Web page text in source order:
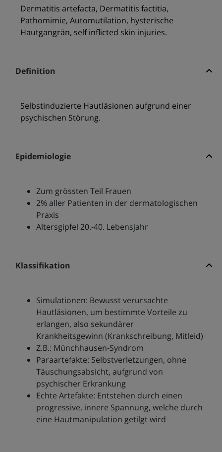
Dermatitis artefacta, Dermatitis factitia,
Pathomimie, Automutilation, hysterische
Hautgangrän, self inflicted skin injuries.
Definition
Selbstinduzierte Hautläsionen aufgrund einer
psychischen Störung.
Epidemiologie
Zum grössten Teil Frauen
2% aller Patienten in der dermatologischen
Praxis
Altersgipfel 20.-40. Lebensjahr
Klassifikation
Simulationen: Bewusst verursachte
Hautläsionen, um bestimmte Vorteile zu
erlangen, also sekundärer
Krankheitsgewinn (Krankschreibung, Mitleid)
Z.B.: Münchhausen-Syndrom
Paraartefakte: Selbstverletzungen, ohne
Täuschungsabsicht, aufgrund von
psychischer Erkrankung
Echte Artefakte: Entstehen durch einen
progressive, innere Spannung, welche durch
eine Hautmanipulation getilgt wird